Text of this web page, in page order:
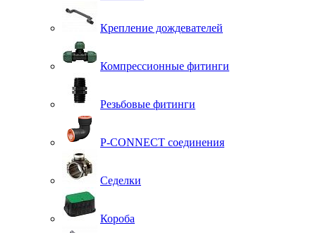
Крепление дождевателей
Компрессионные фитинги
Резьбовые фитинги
P-CONNECT соединения
Седелки
Короба